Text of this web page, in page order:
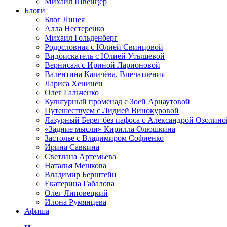
Блоги
Блог Лицея
Алла Нестеренко
Михаил Гольденберг
Родословная с Юлией Свинцовой
Видоискатель с Юлией Утышевой
Вернисаж с Ириной Ларионовой
Валентина Калачёва. Впечатления
Лариса Хенинен
Олег Гальченко
Культурный променад с Зоей Арнаутовой
Путешествуем с Лидией Винокуровой
Лазурный Берег без пафоса с Александрой
«Задние мысли» Кирилла Олюшкина
Застолье с Владимиром Софиенко
Ирина Савкина
Светлана Артемьева
Наталья Мешкова
Владимир Берштейн
Екатерина Габалова
Олег Липовецкий
Илона Румянцева
Афиша